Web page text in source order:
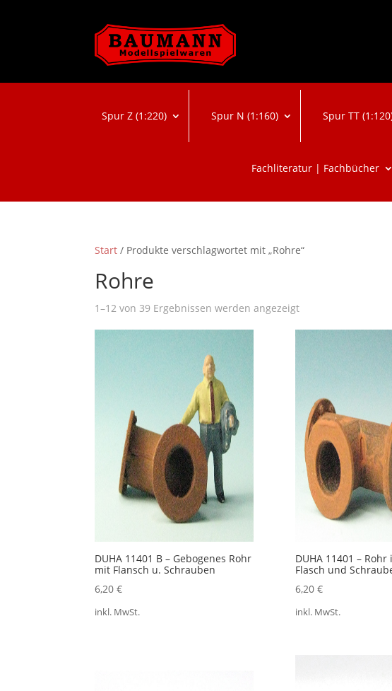
Spur Z (1:220) Spur N (1:160) Spur TT
Fachliteratur | Fachbücher
Start / Produkte verschlagwortet mit „Rohre“
Rohre
1–12 von 39 Ergebnissen werden angezeigtNach
DUHA 11401 B – Gebogenes Rohr
mit Flansch u. Schrauben
6,20€
inkl. MwSt.
DUHA 11401 –
Flasch und
6,20 €
inkl. MwSt.